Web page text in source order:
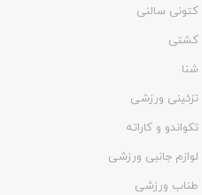
کتونی سالنی
کشتی
شنا
تزئینی ورزشی
تکواندو و کاراته
لوازم جانبی ورزشی
طناب ورزشی